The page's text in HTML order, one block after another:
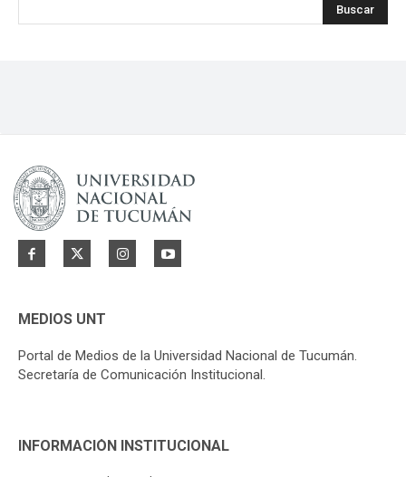
Buscar
MEDIOS UNT
Portal de Medios de la Universidad Nacional de Tucumán.
Secretaría de Comunicación Institucional.
INFORMACIÓN INSTITUCIONAL